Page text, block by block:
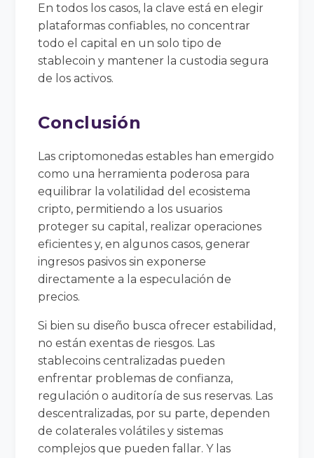
En todos los casos, la clave está en elegir
plataformas confiables, no concentrar
todo el capital en un solo tipo de
stablecoin y mantener la custodia segura
de los activos.
Conclusión
Las criptomonedas estables han emergido
como una herramienta poderosa para
equilibrar la volatilidad del ecosistema
cripto, permitiendo a los usuarios
proteger su capital, realizar operaciones
eficientes y, en algunos casos, generar
ingresos pasivos sin exponerse
directamente a la especulación de
precios.
Si bien su diseño busca ofrecer estabilidad,
no están exentas de riesgos. Las
stablecoins centralizadas pueden
enfrentar problemas de confianza,
regulación o auditoría de sus reservas. Las
descentralizadas, por su parte, dependen
de colaterales volátiles y sistemas
complejos que pueden fallar. Y las